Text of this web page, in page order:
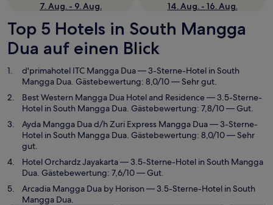
7. Aug. - 9. Aug.
14. Aug. - 16. Aug.
Top 5 Hotels in South Mangga
Dua auf einen Blick
d'primahotel ITC Mangga Dua— 3-Sterne-Hotel in South
Mangga Dua. Gästebewertung: 8,0/10 — Sehr gut.
Best Western Mangga Dua Hotel and Residence— 3.5-Sterne-
Hotel in South Mangga Dua. Gästebewertung: 7,8/10 — Gut.
Ayda Mangga Dua d/h Zuri Express Mangga Dua— 3-Sterne-
Hotel in South Mangga Dua. Gästebewertung: 8,0/10 — Sehr
gut.
Hotel Orchardz Jayakarta— 3.5-Sterne-Hotel in South Mangga
Dua. Gästebewertung: 7,6/10 — Gut.
Arcadia Mangga Dua by Horison— 3.5-Sterne-Hotel in South
Mangga Dua.